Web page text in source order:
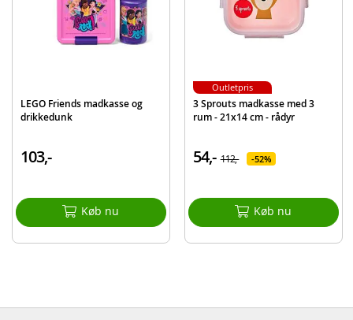
Alder: Fra 4 år
Det anbefales ikke at vaske drikkedunken i opvaskemaskine.
8412497745968
Mærke Paw Patrol
LEGO Friends madkasse og
drikkedunk
103,-
Køb nu
3 Sprouts madkasse med 3
rum - 21x14 cm - rådyr
54,- 112,- 52%
Køb nu
Outletpris